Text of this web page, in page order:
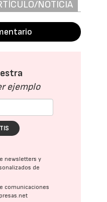
NOTICIA
ejemplo
newsletters y
de
comunicaciones